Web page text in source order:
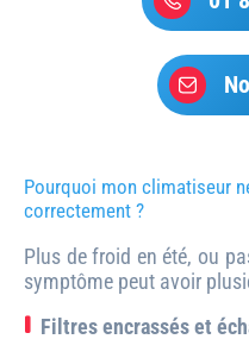
Pourquoi mon climatiseur
correctement ?
Plus de froid en été, ou
symptôme peut avoir
Filtres encrassés et